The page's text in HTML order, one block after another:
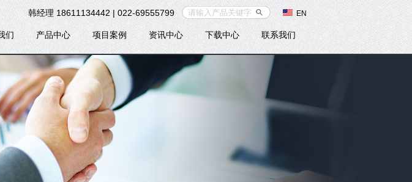
韩经理 18611134442 | 022-69555799 EN
们 产品中心 项目案例 资讯中心 下载中心 联系我们